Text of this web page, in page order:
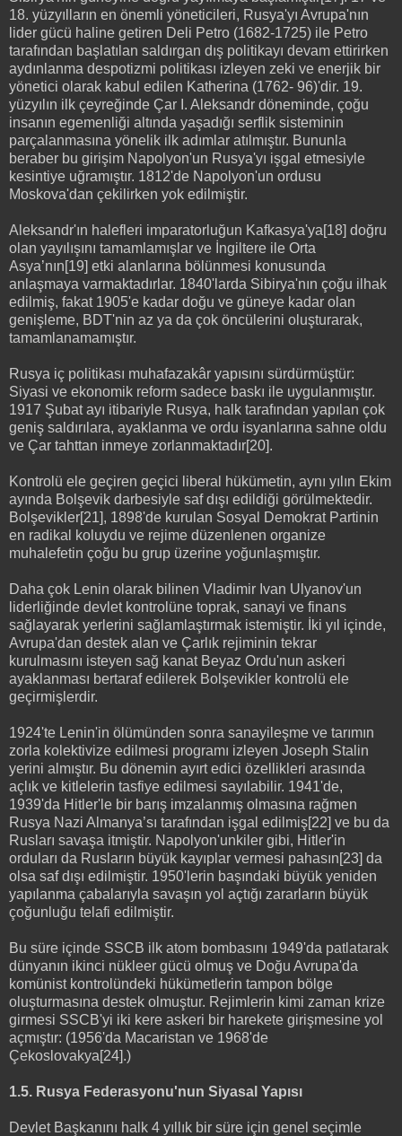
18. yüzyılların en önemli yöneticileri, Rusya'yı Avrupa'nın
lider gücü haline getiren Deli Petro (1682-1725) ile Petro
tarafından başlatılan saldırgan dış politikayı devam ettirirken
aydınlanma despotizmi politikası izleyen zeki ve enerjik bir
yönetici olarak kabul edilen Katherina (1762- 96)'dir. 19.
yüzyılın ilk çeyreğinde Çar I. Aleksandr döneminde, çoğu
insanın egemenliği altında yaşadığı serflik sisteminin
parçalanmasına yönelik ilk adımlar atılmıştır. Bununla
beraber bu girişim Napolyon'un Rusya'yı işgal etmesiyle
kesintiye uğramıştır. 1812'de Napolyon'un ordusu
Moskova'dan çekilirken yok edilmiştir.
Aleksandr'ın halefleri imparatorluğun Kafkasya'ya[18] doğru
olan yayılışını tamamlamışlar ve İngiltere ile Orta
Asya’nın[19] etki alanlarına bölünmesi konusunda
anlaşmaya varmaktadırlar. 1840'larda Sibirya'nın çoğu ilhak
edilmiş, fakat 1905'e kadar doğu ve güneye kadar olan
genişleme, BDT'nin az ya da çok öncülerini oluşturarak,
tamamlanamamıştır.
Rusya iç politikası muhafazakâr yapısını sürdürmüştür:
Siyasi ve ekonomik reform sadece baskı ile uygulanmıştır.
1917 Şubat ayı itibariyle Rusya, halk tarafından yapılan çok
geniş saldırılara, ayaklanma ve ordu isyanlarına sahne oldu
ve Çar tahttan inmeye zorlanmaktadır[20].
Kontrolü ele geçiren geçici liberal hükümetin, aynı yılın Ekim
ayında Bolşevik darbesiyle saf dışı edildiği görülmektedir.
Bolşevikler[21], 1898'de kurulan Sosyal Demokrat Partinin
en radikal koluydu ve rejime düzenlenen organize
muhalefetin çoğu bu grup üzerine yoğunlaşmıştır.
Daha çok Lenin olarak bilinen Vladimir Ivan Ulyanov'un
liderliğinde devlet kontrolüne toprak, sanayi ve finans
sağlayarak yerlerini sağlamlaştırmak istemiştir. İki yıl içinde,
Avrupa'dan destek alan ve Çarlık rejiminin tekrar
kurulmasını isteyen sağ kanat Beyaz Ordu'nun askeri
ayaklanması bertaraf edilerek Bolşevikler kontrolü ele
geçirmişlerdir.
1924'te Lenin'in ölümünden sonra sanayileşme ve tarımın
zorla kolektivize edilmesi programı izleyen Joseph Stalin
yerini almıştır. Bu dönemin ayırt edici özellikleri arasında
açlık ve kitlelerin tasfiye edilmesi sayılabilir. 1941'de,
1939'da Hitler'le bir barış imzalanmış olmasına rağmen
Rusya Nazi Almanya’sı tarafından işgal edilmiş[22] ve bu da
Rusları savaşa itmiştir. Napolyon'unkiler gibi, Hitler'in
orduları da Rusların büyük kayıplar vermesi pahasın[23] da
olsa saf dışı edilmiştir. 1950'lerin başındaki büyük yeniden
yapılanma çabalarıyla savaşın yol açtığı zararların büyük
çoğunluğu telafi edilmiştir.
Bu süre içinde SSCB ilk atom bombasını 1949'da patlatarak
dünyanın ikinci nükleer gücü olmuş ve Doğu Avrupa'da
komünist kontrolündeki hükümetlerin tampon bölge
oluşturmasına destek olmuştur. Rejimlerin kimi zaman krize
girmesi SSCB'yi iki kere askeri bir harekete girişmesine yol
açmıştır: (1956'da Macaristan ve 1968'de
Çekoslovakya[24].)
1.5. Rusya Federasyonu'nun Siyasal Yapısı
Devlet Başkanını halk 4 yıllık bir süre için genel seçimle